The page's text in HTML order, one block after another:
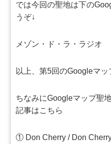
では今回の聖地は下の
うぞ↓
メゾン・ド・ラ・ラジオ
以上、第5回のGoogleマッ
ちなみにGoogleマップ聖
記事はこちら
① Don Cherry / Don